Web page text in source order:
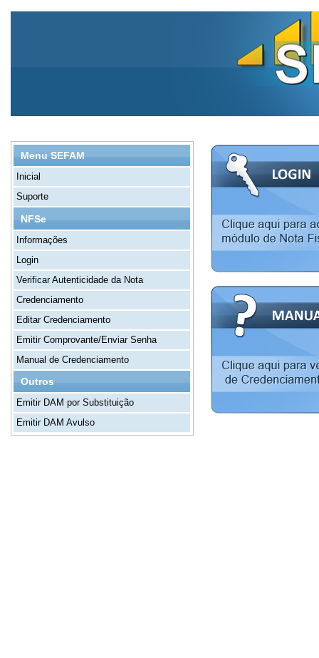
Menu SEFAM
Inicial
Suporte
NFSe
Informações
Login
Verificar Autenticidade da Nota
Credenciamento
Editar Credenciamento
Emitir Comprovante/Enviar Senha
Manual de Credenciamento
Outros
Emitir DAM por Substituição
Emitir DAM Avulso